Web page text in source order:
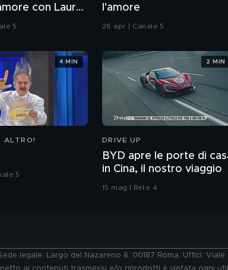
con Laura
5
l'amore
26 apr | Canale 5
ALTRO!
5
4 MIN
DRIVE UP
BYD apre le porte di
in Cina, il nostro viaggio
15 mag | Rete 4
2 MIN
legale: Largo del Nazareno 8, 00187 Roma. Uffici: